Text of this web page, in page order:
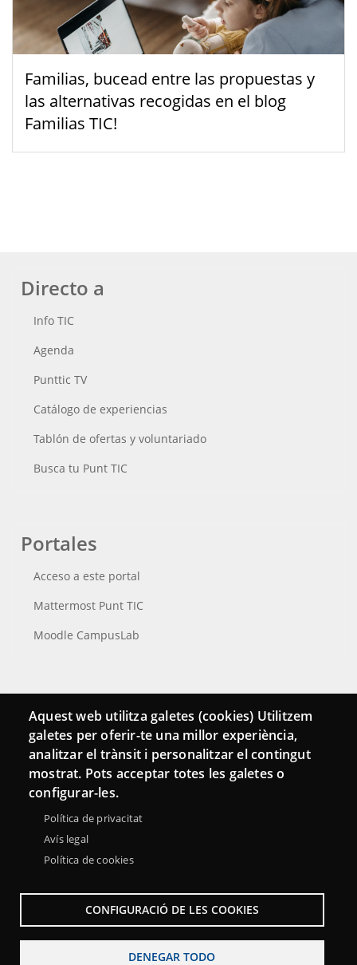
Familias, bucead entre las propuestas y
las alternativas recogidas en el blog
Familias TIC!
Directo a
Info TIC
Agenda
Punttic TV
Catálogo de experiencias
Tablón de ofertas y voluntariado
Busca tu Punt TIC
Portales
Acceso a este portal
Mattermost Punt TIC
Moodle CampusLab
Conecta
Contacto
Hemeroteca
Aquest web utilitza galetes (cookies) Utilitzem
galetes per oferir-te una millor experiència,
analitzar el trànsit i personalitzar el contingut
mostrat. Pots acceptar totes les galetes o
configurar-les.
Política de privacitat
Avís legal
Política de cookies
CONFIGURACIÓ DE LES COOKIES
DENEGAR TODO